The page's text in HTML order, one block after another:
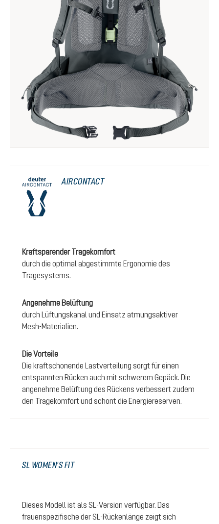
AIRCONTACT
Kraftsparender Tragekomfort
durch die optimal abgestimmte Ergonomie des
Tragesystems.
Angenehme Belüftung
durch Lüftungskanal und Einsatz atmungsaktiver
Mesh-Materialien.
Die Vorteile
Die kraftschonende Lastverteilung sorgt für einen
entspannten Rücken auch mit schwerem Gepäck. Die
angenehme Belüftung des Rückens verbessert zudem
den Tragekomfort und schont die Energiereserven.
SL WOMEN'S FIT
Dieses Modell ist als SL-Version verfügbar. Das
frauenspezifische der SL-Rückenlänge zeigt sich